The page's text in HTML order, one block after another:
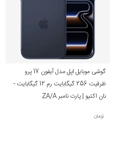
گوشی موبایل اپل مدل آیفون 17 پرو
ظرفیت 256 گیگابایت رم 12 گیگابایت -
نان اکتیو | پارت نامبر ZA/A
تومان